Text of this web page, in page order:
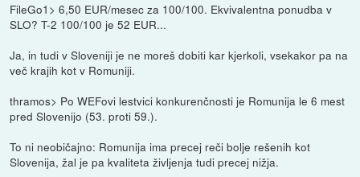
FileGo1> 6,50 EUR/mesec za 100/100. Ekvivalentna ponudba v
SLO? T-2 100/100 je 52 EUR...
Ja, in tudi v Sloveniji je ne moreš dobiti kar kjerkoli, vsekakor pa na
več krajih kot v Romuniji.
thramos> Po WEFovi lestvici konkurenčnosti je Romunija le 6 mest
pred Slovenijo (53. proti 59.).
To ni neobičajno: Romunija ima precej reči bolje rešenih kot
Slovenija, žal je pa kvaliteta življenja tudi precej nižja.